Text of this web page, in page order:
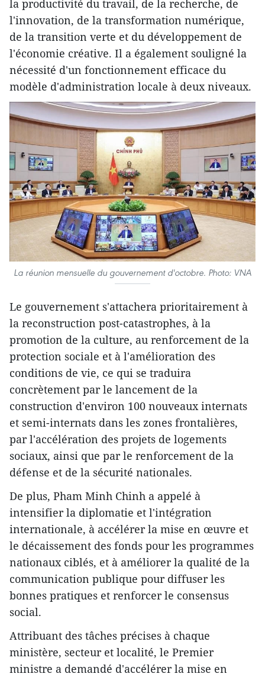
la productivité du travail, de la recherche, de
l'innovation, de la transformation numérique,
de la transition verte et du développement de
l'économie créative. Il a également souligné la
nécessité d'un fonctionnement efficace du
modèle d'administration locale à deux niveaux.
La réunion mensuelle du gouvernement d'octobre. Photo: VNA
Le gouvernement s'attachera prioritairement à
la reconstruction post-catastrophes, à la
promotion de la culture, au renforcement de la
protection sociale et à l'amélioration des
conditions de vie, ce qui se traduira
concrètement par le lancement de la
construction d'environ 100 nouveaux internats
et semi-internats dans les zones frontalières,
par l'accélération des projets de logements
sociaux, ainsi que par le renforcement de la
défense et de la sécurité nationales.
De plus, Pham Minh Chinh a appelé à
intensifier la diplomatie et l'intégration
internationale, à accélérer la mise en œuvre et
le décaissement des fonds pour les programmes
nationaux ciblés, et à améliorer la qualité de la
communication publique pour diffuser les
bonnes pratiques et renforcer le consensus
social.
Attribuant des tâches précises à chaque
ministère, secteur et localité, le Premier
ministre a demandé d'accélérer la mise en